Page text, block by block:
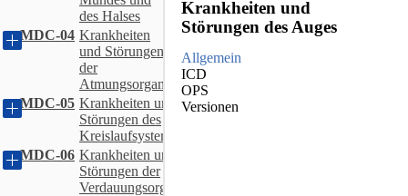
des Halses
MDC-04 Krankheiten
und Störungen
der
Atmungsorgane
MDC-05 Krankheiten und
Störungen des
Kreislaufsystems
MDC-06 Krankheiten und
Störungen der
Verdauungsorgane
Krankheiten und
Störungen des Auges
Allgemein
ICD
OPS
Versionen